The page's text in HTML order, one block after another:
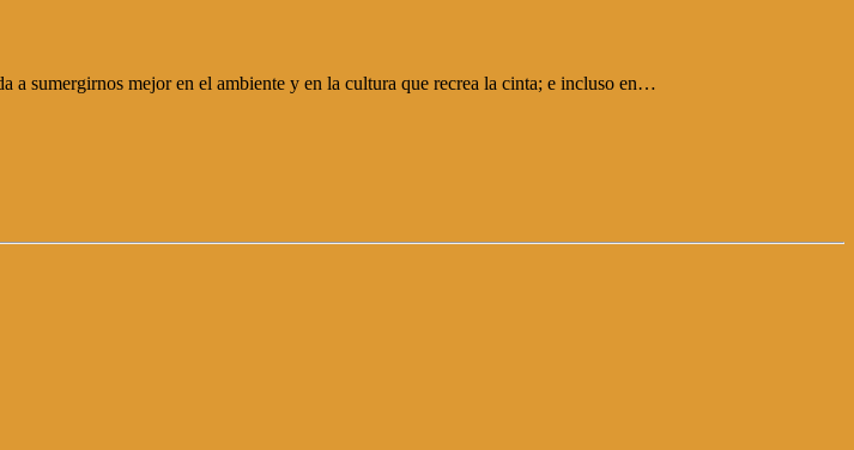
a sumergirnos mejor en el ambiente y en la cultura que recrea la cinta; e incluso en…